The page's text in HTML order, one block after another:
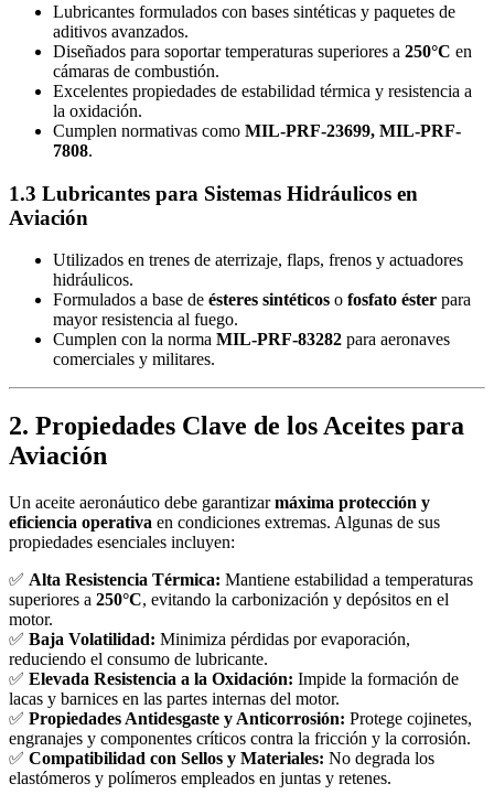
Lubricantes formulados con bases sintéticas y paquetes de
aditivos avanzados.
Diseñados para soportar temperaturas superiores a 250°C en
cámaras de combustión.
Excelentes propiedades de estabilidad térmica y resistencia a
la oxidación.
Cumplen normativas como MIL-PRF-23699, MIL-PRF-
7808.
1.3 Lubricantes para Sistemas Hidráulicos en
Aviación
Utilizados en trenes de aterrizaje, flaps, frenos y actuadores
hidráulicos.
Formulados a base de ésteres sintéticos o fosfato éster para
mayor resistencia al fuego.
Cumplen con la norma MIL-PRF-83282 para aeronaves
comerciales y militares.
2. Propiedades Clave de los Aceites para
Aviación
Un aceite aeronáutico debe garantizarmáxima protección y
eficiencia operativa en condiciones extremas. Algunas de sus
propiedades esenciales incluyen:
✅ Alta Resistencia Térmica: Mantiene estabilidad a temperaturas
superiores a 250°C, evitando la carbonización y depósitos en el
motor.
✅ Baja Volatilidad: Minimiza pérdidas por evaporación,
reduciendo el consumo de lubricante.
✅ Elevada Resistencia a la Oxidación: Impide la formación de
lacas y barnices en las partes internas del motor.
✅ Propiedades Antidesgaste y Anticorrosión: Protege cojinetes,
engranajes y componentes críticos contra la fricción y la corrosión.
✅ Compatibilidad con Sellos y Materiales: No degrada los
elastómeros y polímeros empleados en juntas y retenes.